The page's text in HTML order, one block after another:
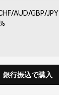
AUD/GBP/JPY
銀行振込で購入